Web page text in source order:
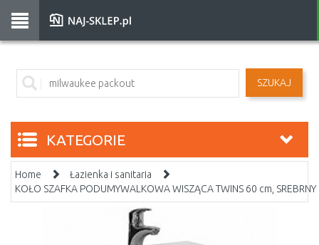
SZUKAJ
KATEGORIE
Home
Łazienka i sanitaria
KOŁO SZAFKA PODUMYWALKOWA WISZĄCA TWINS 60 cm,